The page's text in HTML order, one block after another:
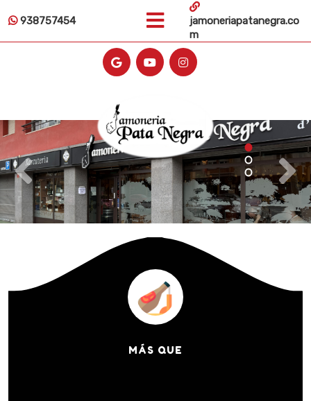
938757454
jamoneriapatanegra.co
m
Previous: Next:
MÁS QUE